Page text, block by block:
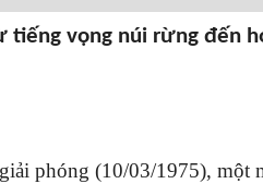
tiếng vọng núi rừng đến
phóng (10/03/1975), một